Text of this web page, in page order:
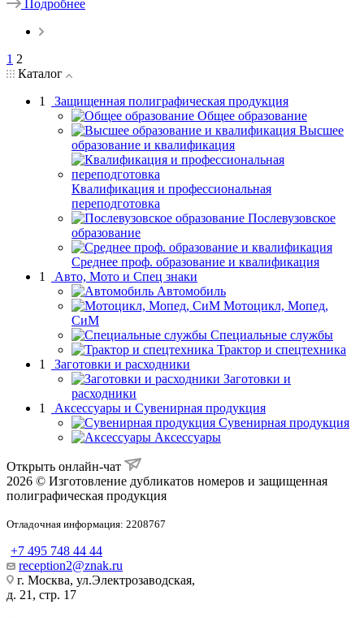
Подробнее
1 2
Каталог
1
Защищенная полиграфическая продукция
Общее образование
Высшее
образование и квалификация
Квалификация и профессиональная
переподготовка
Послевузовское
образование
Среднее проф. образование и квалификация
1
Авто, Мото и Спец знаки
Автомобиль
Мотоцикл, Мопед,
СиМ
Специальные службы
Трактор и спецтехника
1
Заготовки и расходники
Заготовки и
расходники
1
Аксессуары и Сувенирная продукция
Сувенирная продукция
Аксессуары
Открыть онлайн-чат
2026 © Изготовление дубликатов номеров и защищенная
полиграфическая продукция
Отладочная информация: 2208767
+7 495 748 44 44
reception2@znak.ru
г. Москва, ул.Электрозаводская,
д. 21, стр. 17